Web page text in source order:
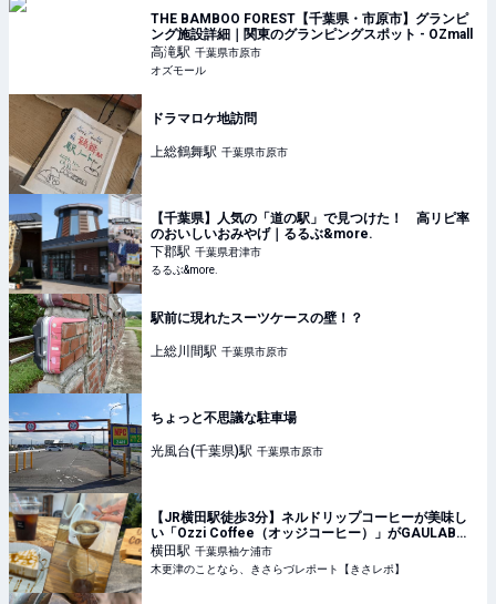
THE BAMBOO FOREST【千葉県・市原市】グランピ
ング施設詳細｜関東のグランピングスポット - OZmall
高滝駅 千葉県市原市
オズモール
ドラマロケ地訪問
上総鶴舞駅 千葉県市原市
【千葉県】人気の「道の駅」で見つけた！ 高リピ率
のおいしいおみやげ｜るるぶ&more.
下郡駅 千葉県君津市
るるぶ&more.
駅前に現れたスーツケースの壁！？
上総川間駅 千葉県市原市
ちょっと不思議な駐車場
光風台(千葉県)駅 千葉県市原市
【JR横田駅徒歩3分】ネルドリップコーヒーが美味し
い「Ozzi Coffee（オッジコーヒー）」がGAULAB横
田にて復活！
横田駅 千葉県袖ケ浦市
木更津のことなら、きさらづレポート【きさレポ】